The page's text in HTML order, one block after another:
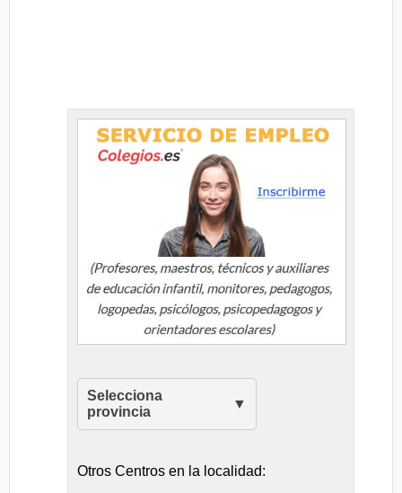
Selecciona
provincia
Otros Centros en la localidad: